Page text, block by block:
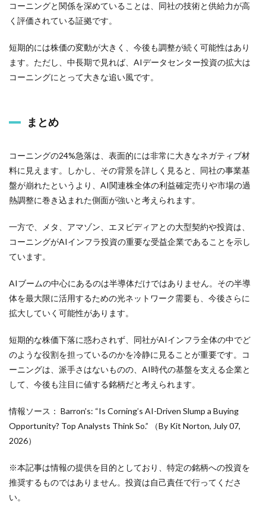
コーニングと関係を深めていることは、同社の技術と供給力が高
く評価されている証拠です。
短期的には株価の変動が大きく、今後も調整が続く可能性はあり
ます。ただし、中長期で見れば、AIデータセンター投資の拡大は
コーニングにとって大きな追い風です。
まとめ
コーニングの24%急落は、表面的には非常に大きなネガティブ材
料に見えます。しかし、その背景を詳しく見ると、同社の事業基
盤が崩れたというより、AI関連株全体の利益確定売りや市場の過
熱調整に巻き込まれた側面が強いと考えられます。
一方で、メタ、アマゾン、エヌビディアとの大型契約や投資は、
コーニングがAIインフラ投資の重要な受益企業であることを示し
ています。
AIブームの中心にあるのは半導体だけではありません。その半導
体を最大限に活用するための光ネットワーク需要も、今後さらに
拡大していく可能性があります。
短期的な株価下落に惑わされず、同社がAIインフラ全体の中でど
のような役割を担っているのかを冷静に見ることが重要です。コ
ーニングは、派手さはないものの、AI時代の基盤を支える企業と
して、今後も注目に値する銘柄だと考えられます。
情報ソース： Barron’s: “Is Corning’s AI-Driven Slump a Buying
Opportunity? Top Analysts Think So.” （By Kit Norton, July 07,
2026）
※本記事は情報の提供を目的としており、特定の銘柄への投資を
推奨するものではありません。投資は自己責任で行ってくださ
い。